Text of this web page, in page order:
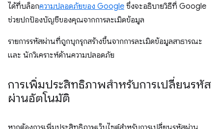
ได้ที่บล็อกความปลอดภัยของ Google ซึ่งจะอธิบายวิธีที่ Google
ช่วยปกป้องบัญชีของคุณจากการละเมิดข้อมูล
รายการรหัสผ่านที่ถูกบุกรุกสร้างขึ้นจากการละเมิดข้อมูลสาธารณะ
และ นักวิเคราะห์ด้านความปลอดภัย
การเพิ่มประสิทธิภาพสำหรับการเปลี่ยนรหัส
ผ่านอัตโนมัติ